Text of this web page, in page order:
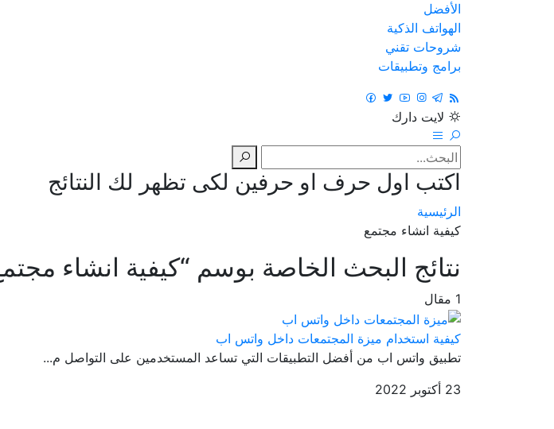
الأفضل
الهواتف الذكية
شروحات تقني
برامج وتطبيقات
لايت دارك
اكتب اول حرف او حرفين لكى تظهر لك النتائج
الرئيسية
كيفية انشاء مجتمع
نتائج البحث الخاصة بوسم “كيفية انشاء
1 مقال
كيفية استخدام ميزة المجتمعات داخل واتس اب
تطبيق واتس اب من أفضل التطبيقات التي تساعد المستخدمين على التواصل م...
23 أكتوبر 2022